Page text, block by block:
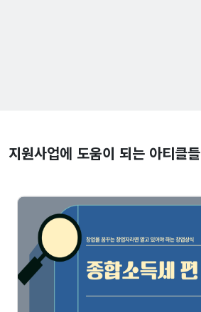
지원사업에 도움이 되는 아티클들